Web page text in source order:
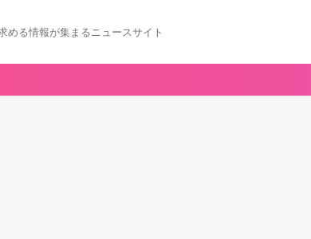
める情報が集まるニュースサイト